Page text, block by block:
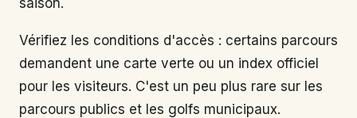
saison.
Vérifiez les conditions d'accès : certains parcours
demandent une carte verte ou un index officiel
pour les visiteurs. C'est un peu plus rare sur les
parcours publics et les golfs municipaux.